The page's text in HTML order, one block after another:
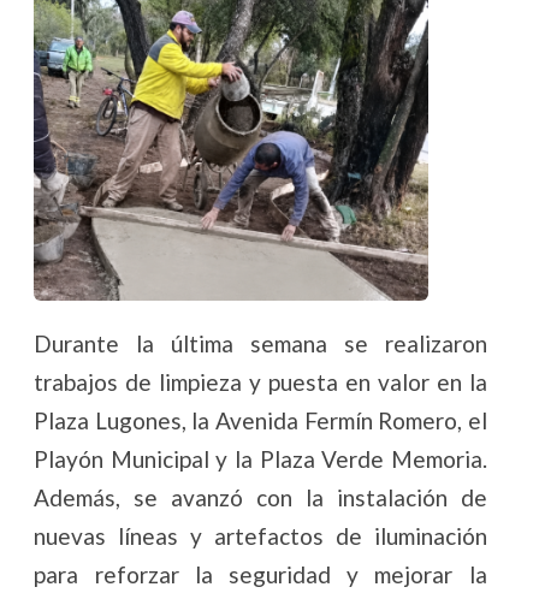
Durante la última semana se realizaron
trabajos de limpieza y puesta en valor en la
Plaza Lugones, la Avenida Fermín Romero, el
Playón Municipal y la Plaza Verde Memoria.
Además, se avanzó con la instalación de
nuevas líneas y artefactos de iluminación
para reforzar la seguridad y mejorar la